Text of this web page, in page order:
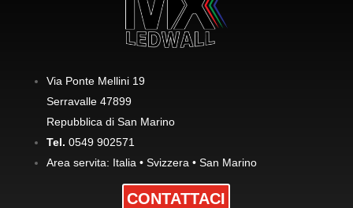
Via Ponte Mellini 19
Serravalle 47899
Repubblica di San Marino
Tel. 0549 902571
Area servita: Italia • Svizzera • San Marino
CONTATTACI